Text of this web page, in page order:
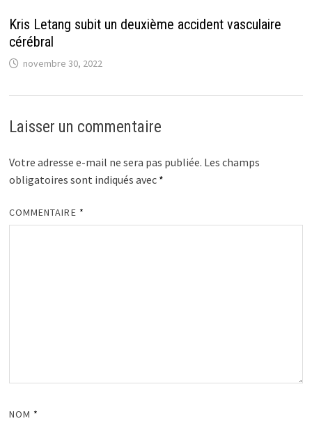
Kris Letang subit un deuxième accident vasculaire
cérébral
novembre 30, 2022
Laisser un commentaire
Votre adresse e-mail ne sera pas publiée. Les champs
obligatoires sont indiqués avec *
COMMENTAIRE *
NOM *